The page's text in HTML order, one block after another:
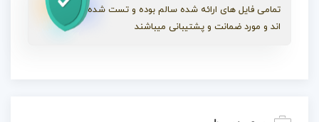
تمامی فایل های ارائه شده سالم بوده و تست شده
اند و مورد ضمانت و پشتیبانی میباشند